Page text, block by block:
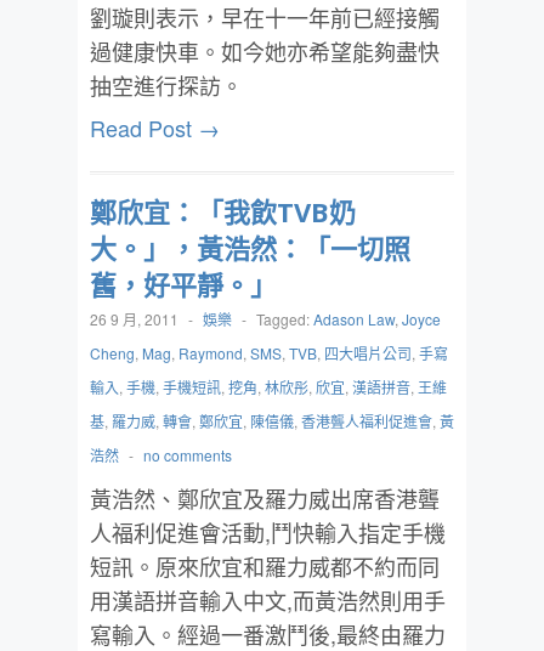
劉璇則表示，早在十一年前已經接觸
過健康快車。如今她亦希望能夠盡快
抽空進行探訪。
Read Post →
鄭欣宜：「我飲TVB奶
大。」，黃浩然：「一切照
舊，好平靜。」
26 9 月, 2011 - 娛樂 - Tagged:Adason Law, Joyce
Cheng, Mag, Raymond, SMS, TVB, 四大唱片公司, 手寫
輸入, 手機, 手機短訊, 挖角, 林欣彤, 欣宜, 漢語拼音, 王維
基, 羅力威, 轉會, 鄭欣宜, 陳僖儀, 香港聾人福利促進會, 黃
浩然 - no comments
黃浩然、鄭欣宜及羅力威出席香港聾
人福利促進會活動,鬥快輸入指定手機
短訊。原來欣宜和羅力威都不約而同
用漢語拼音輸入中文,而黃浩然則用手
寫輸入。經過一番激鬥後,最終由羅力